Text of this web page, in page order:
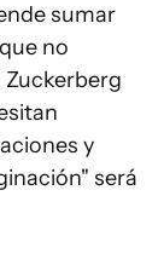
sumar
no
y
será